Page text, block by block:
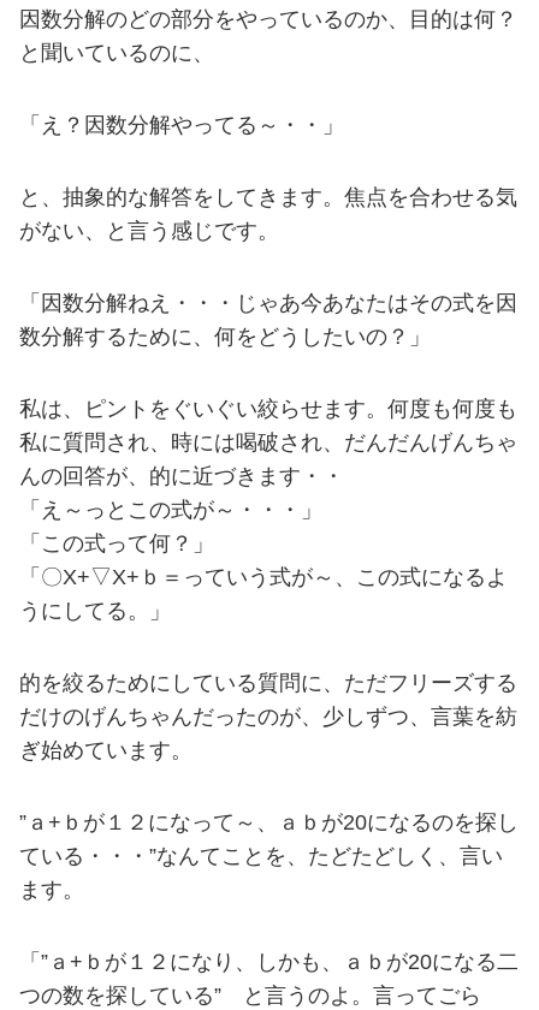
因数分解のどの部分をやっているのか、目的は何？
と聞いているのに、
「え？因数分解やってる～・・」
と、抽象的な解答をしてきます。焦点を合わせる気
がない、と言う感じです。
「因数分解ねえ・・・じゃあ今あなたはその式を因
数分解するために、何をどうしたいの？」
私は、ピントをぐいぐい絞らせます。何度も何度も
私に質問され、時には喝破され、だんだんげんちゃ
んの回答が、的に近づきます・・
「え～っとこの式が～・・・」
「この式って何？」
「〇X+▽X+ｂ＝っていう式が～、この式になるよ
うにしてる。」
的を絞るためにしている質問に、ただフリーズする
だけのげんちゃんだったのが、少しずつ、言葉を紡
ぎ始めています。
”ａ+ｂが１２になって～、ａｂが20になるのを探し
ている・・・”なんてことを、たどたどしく、言い
ます。
「”ａ+ｂが１２になり、しかも、ａｂが20になる二
つの数を探している” と言うのよ。言ってごら